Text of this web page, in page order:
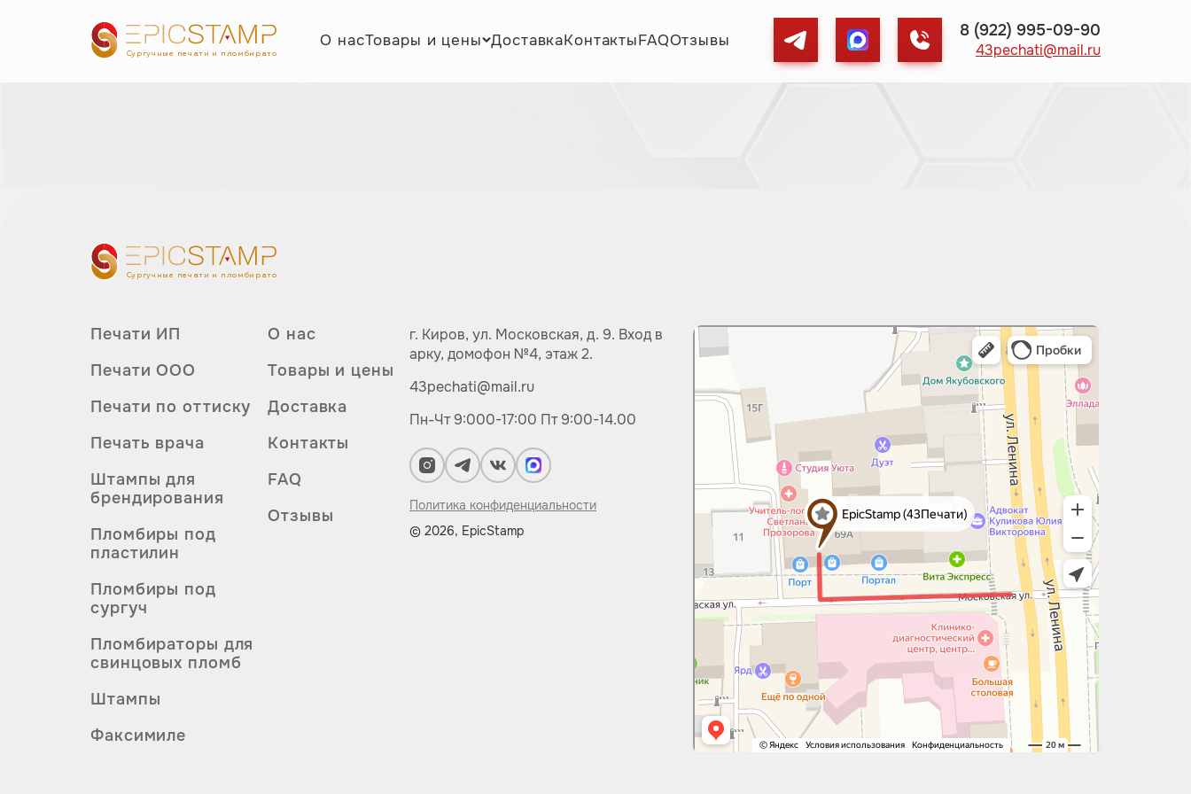
Сургучные печати и пломбираторы
О насТовары и цены ДоставкаКонтактыFAQОтзывы 8 (922) 995-09-90
43pechati@mail.ru
Сургучные печати и пломбираторы
Печати ИП
Печати ООО
Печати по оттиску
Печать врача
Пломбираторы для
свинцовых пломб
Пломбиры под
пластилин
Пломбиры под
сургуч
Факсимиле
Штампы
Штампы для
брендирования
О нас
Товары и цены
Доставка
Контакты
FAQ
Отзывы
г. Киров, ул. Московская, д. 9. Вход в
арку, домофон №4, этаж 2.
43pechati@mail.ru
Пн-Чт 9:000-17:00 Пт 9:00-14.00
Политика конфиденциальности
© 2026, EpicStamp